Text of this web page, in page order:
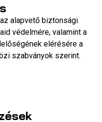
alapvető biztonsági
védelmére, valamint a
elérésére a
szabványok szerint.